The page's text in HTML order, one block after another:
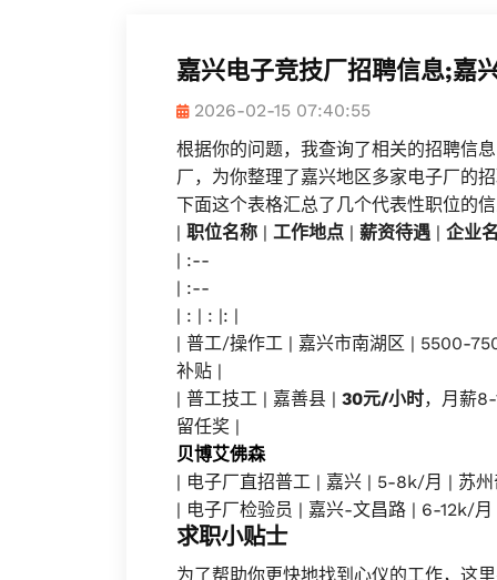
嘉兴电子竞技厂招聘信息;嘉
2026-02-15 07:40:55
根据你的问题，我查询了相关的招聘信
厂，为你整理了嘉兴地区多家电子厂的
下面这个表格汇总了几个代表性职位的
| 职位名称 | 工作地点 | 薪资待遇 | 企业
| :--
| :--
| : | : |: |
| 普工/操作工 | 嘉兴市南湖区 | 5500-
补贴 |
| 普工技工 | 嘉善县 | 30元/小时，月薪
留任奖 |
贝博艾佛森
| 电子厂直招普工 | 嘉兴 | 5-8k/月 | 苏
| 电子厂检验员 | 嘉兴-文昌路 | 6-12k/
求职小贴士
为了帮助你更快地找到心仪的工作，这